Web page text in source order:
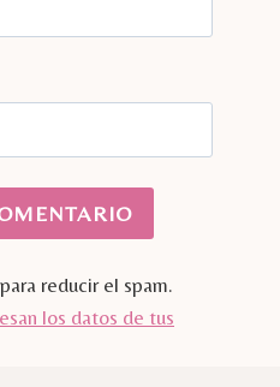
reducir el spam.
los datos de tus